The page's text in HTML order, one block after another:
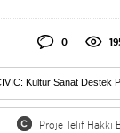
0
Kültür Sanat Destek
Proje Telif Hakkı